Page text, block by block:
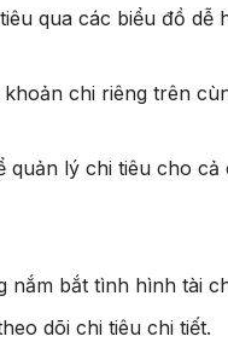
qua các biểu đồ dễ
chi riêng trên
lý chi tiêu cho cả
nắm bắt tình hình tài
dõi chi tiêu chi tiết.